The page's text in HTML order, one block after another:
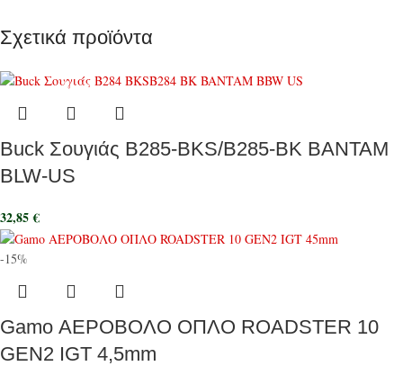
Σχετικά προϊόντα
Buck Σουγιάς B285-BKS/B285-BK BANTAM
BLW-US
32,85€
-15%
Gamo ΑΕΡΟΒΟΛΟ ΟΠΛΟ ROADSTER 10
GEN2 IGT 4,5mm